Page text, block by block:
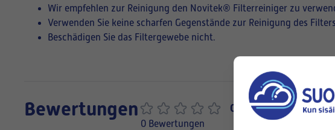
Wir empfehlen zur Reinigung den Novitek® Filterreiniger zu
Verwenden Sie keine scharfen Gegenstände zur Reinigung des
Beschädigen Sie das Filtergewebe nicht.
Bewertungen 0,0
0 Bewertungen